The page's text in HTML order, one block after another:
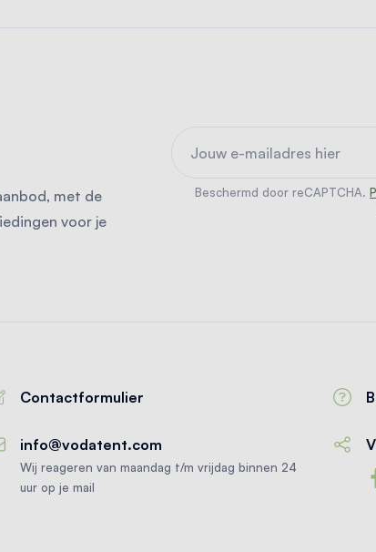
met de
voor je
Beschermd door reCAPTCHA.
Contactformulier
info@vodatent.com
Wij reageren van maandag t/m vrijdag binnen 24
uur op je mail